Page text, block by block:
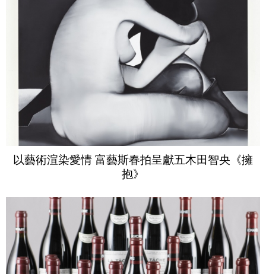
以藝術渲染愛情 富藝斯春拍呈獻五木田智央《擁
抱》